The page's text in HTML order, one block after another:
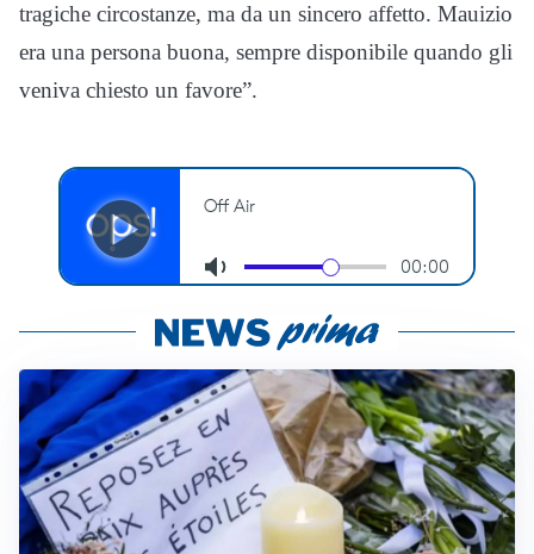
tragiche circostanze, ma da un sincero affetto. Mauizio
era una persona buona, sempre disponibile quando gli
veniva chiesto un favore”.